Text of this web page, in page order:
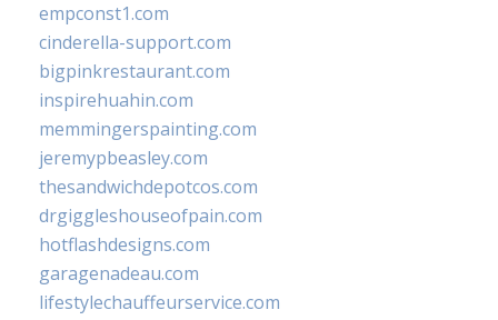
empconst1.com
cinderella-support.com
bigpinkrestaurant.com
inspirehuahin.com
memmingerspainting.com
jeremypbeasley.com
thesandwichdepotcos.com
drgiggleshouseofpain.com
hotflashdesigns.com
garagenadeau.com
lifestylechauffeurservice.com